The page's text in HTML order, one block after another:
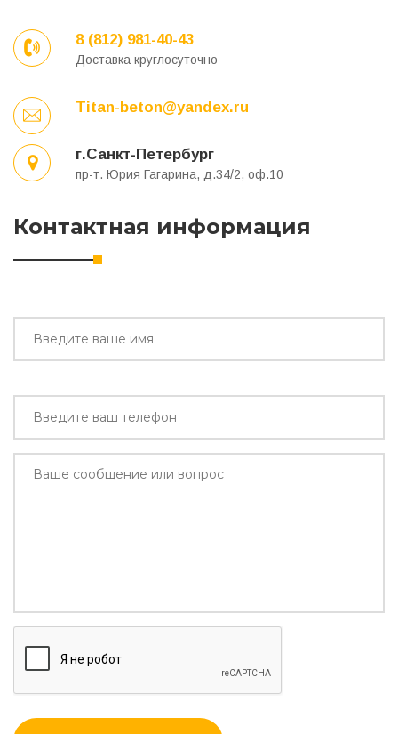
8 (812) 981-40-43
Доставка круглосуточно
Titan-beton@yandex.ru
г.Санкт-Петербург
пр-т. Юрия Гагарина, д.34/2, оф.10
Контактная информация